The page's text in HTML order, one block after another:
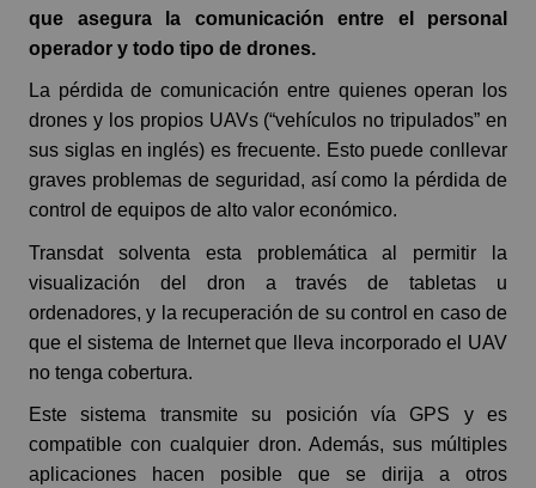
que asegura la comunicación entre el personal
operador y todo tipo de drones.
La pérdida de comunicación entre quienes operan los
drones y los propios UAVs (“vehículos no tripulados” en
sus siglas en inglés) es frecuente. Esto puede conllevar
graves problemas de seguridad, así como la pérdida de
control de equipos de alto valor económico.
Transdat solventa esta problemática al permitir la
visualización del dron a través de tabletas u
ordenadores, y la recuperación de su control en caso de
que el sistema de Internet que lleva incorporado el UAV
no tenga cobertura.
Este sistema transmite su posición vía GPS y es
compatible con cualquier dron. Además, sus múltiples
aplicaciones hacen posible que se dirija a otros